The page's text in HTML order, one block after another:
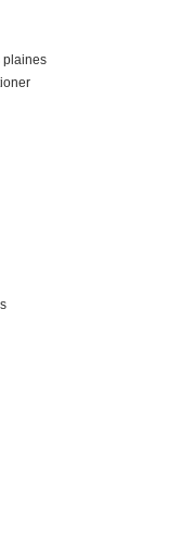
plaines